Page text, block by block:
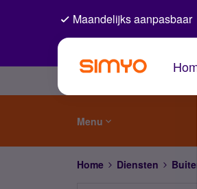
Maandelijks aanpasbaar
Menu
Home Diensten